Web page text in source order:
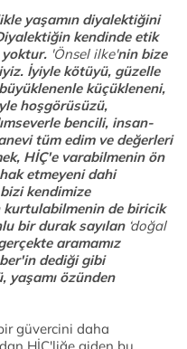
yaşamın diyalektiğini
kendinde etik
yoktur. 'Önsel ilke'nin bize
İyiyle kötüyü, güzelle
küçükleneni,
hoşgörüsüzü,
bencili, insan-
tüm edim ve değerleri
HİÇ'e varabilmenin ön
etmeyeni dahi
kendimize
kurtulabilmenin de biricik
bir durak sayılan ‘doğal
aramamız
dediği gibi
yaşamı özünden
güvercini daha